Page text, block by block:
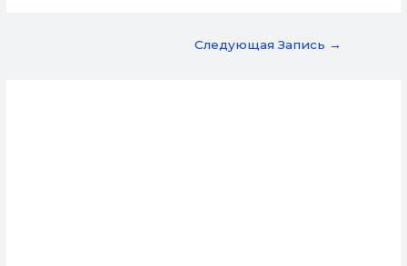
НавигацияСледующая Запись →